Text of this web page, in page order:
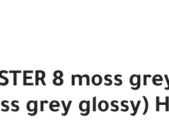
8 moss
grey glossy) H